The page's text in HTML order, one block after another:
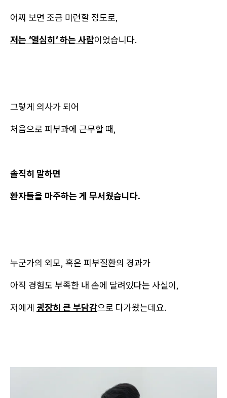
어찌 보면 조금 미련할 정도로,
저는 '열심히' 하는 사람이었습니다.
그렇게 의사가 되어
처음으로 피부과에 근무할 때,
솔직히 말하면
환자들을 마주하는 게 무서웠습니다.
누군가의 외모, 혹은 피부질환의 경과가
아직 경험도 부족한 내 손에 달려있다는 사실이,
저에게 굉장히 큰 부담감으로 다가왔는데요.